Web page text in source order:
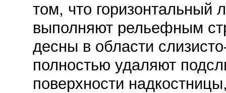
том, что горизонтальный
выполняют рельефным
десны в области
полностью удаляют
поверхности